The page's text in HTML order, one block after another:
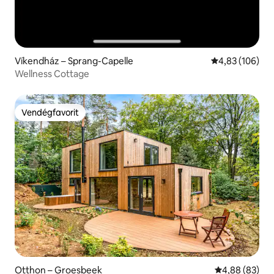
Víkendház – Sprang-Capelle Átlagos
4,83 (106)
Wellness Cottage
Vendégfavorit
Vendégfavorit
Otthon – Groesbeek Átlagos
4,88 (83)